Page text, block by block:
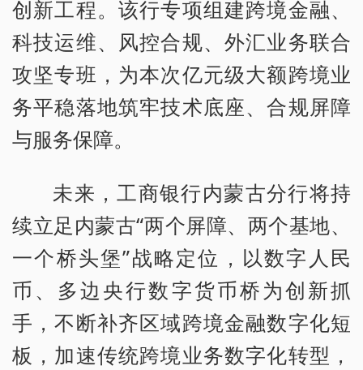
创新工程。该行专项组建跨境金融、
科技运维、风控合规、外汇业务联合
攻坚专班，为本次亿元级大额跨境业
务平稳落地筑牢技术底座、合规屏障
与服务保障。
未来，工商银行内蒙古分行将持
续立足内蒙古“两个屏障、两个基地、
一个桥头堡”战略定位，以数字人民
币、多边央行数字货币桥为创新抓
手，不断补齐区域跨境金融数字化短
板，加速传统跨境业务数字化转型，